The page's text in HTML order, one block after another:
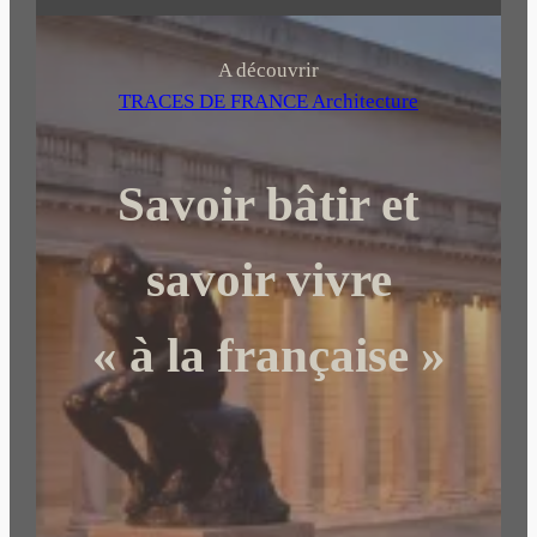
r
c
h
r
A découvrir
TRACES DE FRANCE Architecture
Savoir bâtir et
savoir vivre
« à la française »